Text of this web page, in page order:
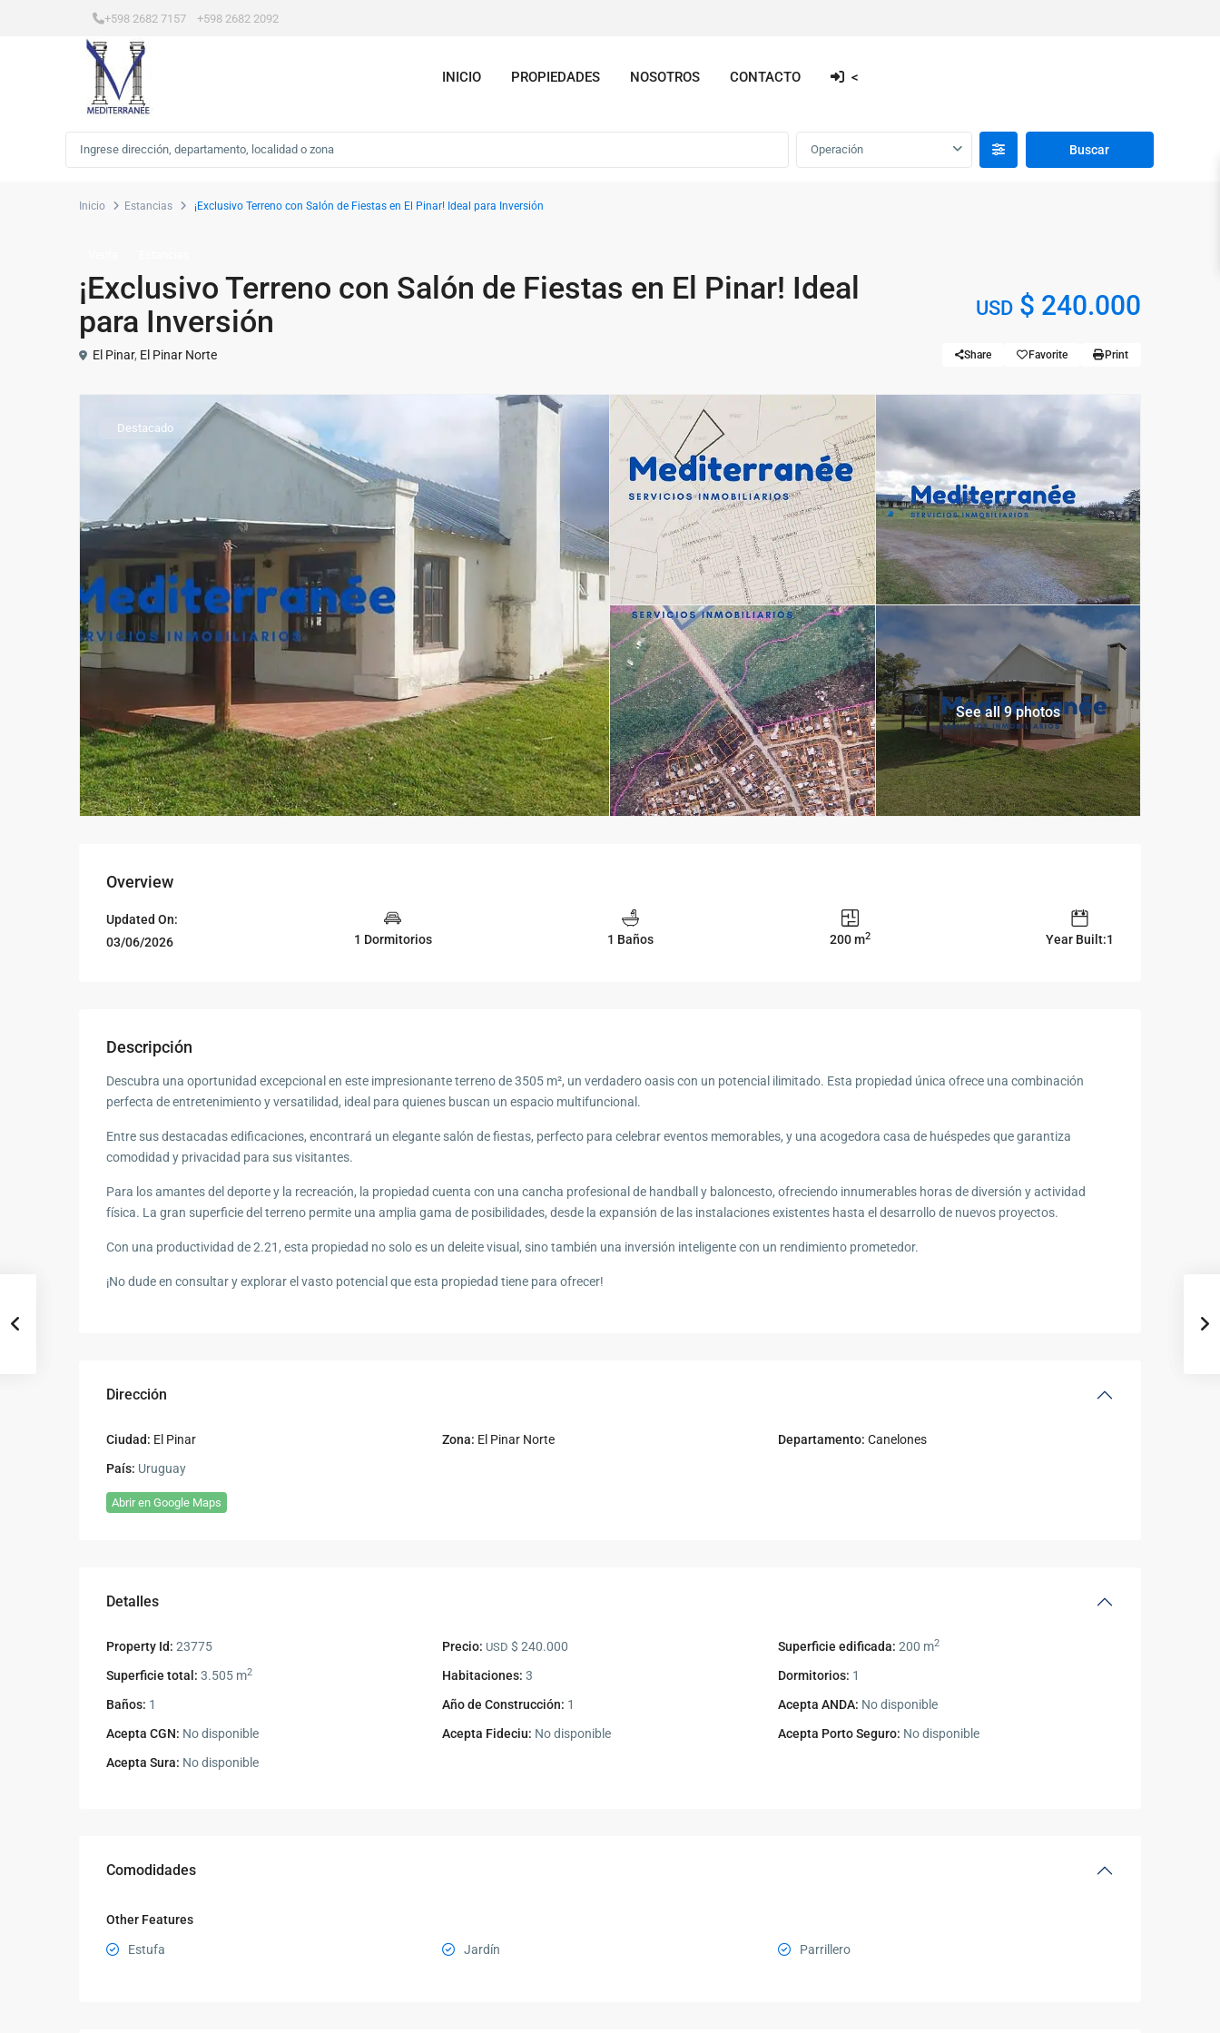
+598 2682 7157 +598 2682 2092
INICIO PROPIEDADES NOSOTROS CONTACTO <
Operación
Inicio Estancias ¡Exclusivo Terreno con Salón de Fiestas en El Pinar! Ideal para Inversión
¡Exclusivo Terreno con Salón de Fiestas en El Pinar! Ideal
para Inversión
USD $ 240.000
El Pinar, El Pinar Norte Share Favorite Print
Destacado
See all 9 photos
Overview
Updated On:
03/06/2026
1 Dormitorios 1 Baños 200 m2 Year Built:1
Descripción
Descubra una oportunidad excepcional en este impresionante terreno de 3505 m², un verdadero oasis con un potencial ilimitado. Esta propiedad única ofrece una combinación
perfecta de entretenimiento y versatilidad, ideal para quienes buscan un espacio multifuncional.
Entre sus destacadas edificaciones, encontrará un elegante salón de fiestas, perfecto para celebrar eventos memorables, y una acogedora casa de huéspedes que garantiza
comodidad y privacidad para sus visitantes.
Para los amantes del deporte y la recreación, la propiedad cuenta con una cancha profesional de handball y baloncesto, ofreciendo innumerables horas de diversión y actividad
física. La gran superficie del terreno permite una amplia gama de posibilidades, desde la expansión de las instalaciones existentes hasta el desarrollo de nuevos proyectos.
Con una productividad de 2.21, esta propiedad no solo es un deleite visual, sino también una inversión inteligente con un rendimiento prometedor.
¡No dude en consultar y explorar el vasto potencial que esta propiedad tiene para ofrecer!
Dirección
Ciudad: El Pinar Zona: El Pinar Norte Departamento: Canelones
País: Uruguay
Abrir en Google Maps
Detalles
Property Id: 23775 Precio: USD $ 240.000 Superficie edificada: 200 m2
Superficie total: 3.505 m2 Habitaciones: 3 Dormitorios: 1
Baños: 1 Año de Construcción: 1 Acepta ANDA: No disponible
Acepta CGN: No disponible Acepta Fideciu: No disponible Acepta Porto Seguro: No disponible
Acepta Sura: No disponible
Comodidades
Other Features
Estufa Jardín Parrillero